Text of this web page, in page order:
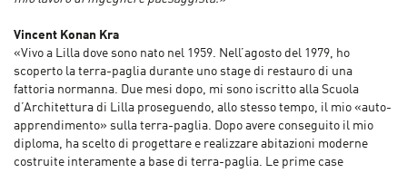
Vincent Konan Kra
«Vivo a Lilla dove sono nato nel 1959. Nell’agosto del 1979, ho
scoperto la terra-paglia durante uno stage di restauro di una
fattoria normanna. Due mesi dopo, mi sono iscritto alla Scuola
d’Architettura di Lilla proseguendo, allo stesso tempo, il mio «auto-
apprendimento» sulla terra-paglia. Dopo avere conseguito il mio
diploma, ha scelto di progettare e realizzare abitazioni moderne
costruite interamente a base di terra-paglia. Le prime case